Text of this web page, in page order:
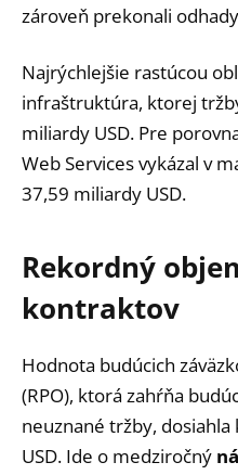
zároveň prekonali
Najrýchlejšie rastúcou
infraštruktúra, ktorej
miliardy USD. Pre
Web Services vykázal v
37,59 miliardy USD.
Rekordný
kontraktov
Hodnota budúcich
(RPO), ktorá zahŕňa
neuznané tržby,
USD. Ide o medziročný